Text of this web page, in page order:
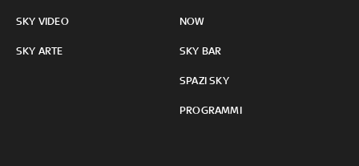
SKY VIDEO
SKY ARTE
NOW
SKY BAR
SPAZI SKY
PROGRAMMI